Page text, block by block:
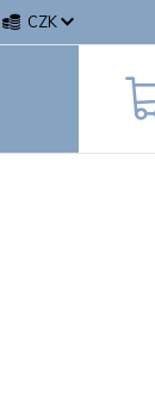
CZK